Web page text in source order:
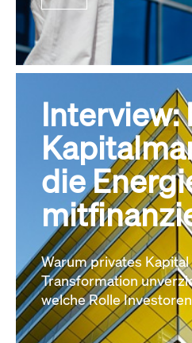
Interview:
die
Warum privates
Transformation
welche Rolle